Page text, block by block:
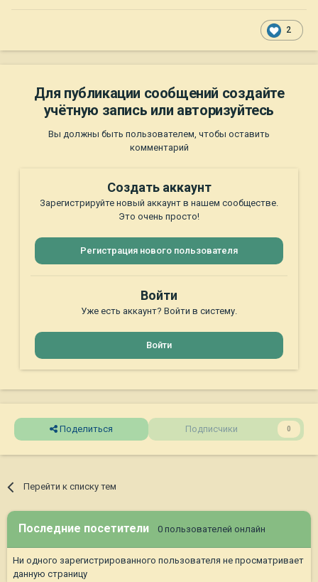
2
Для публикации сообщений создайте
учётную запись или авторизуйтесь
Вы должны быть пользователем, чтобы оставить
комментарий
Создать аккаунт
Зарегистрируйте новый аккаунт в нашем сообществе.
Это очень просто!
Регистрация нового пользователя
Войти
Уже есть аккаунт? Войти в систему.
Войти
Поделиться Подписчики 0
Перейти к списку тем
Последние посетители 0 пользователей онлайн
Ни одного зарегистрированного пользователя не просматривает
данную страницу